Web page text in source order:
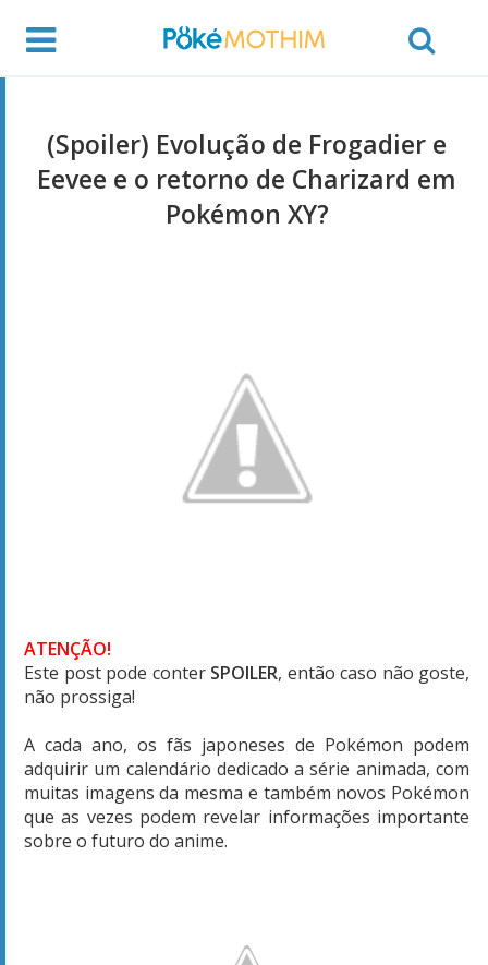
(Spoiler) Evolução de Frogadier e
Eevee e o retorno de Charizard em
Pokémon XY?
ATENÇÃO!
Este post pode conter SPOILER, então caso não goste,
não prossiga!
A cada ano, os fãs japoneses de Pokémon podem
adquirir um calendário dedicado a série animada, com
muitas imagens da mesma e também novos Pokémon
que as vezes podem revelar informações importante
sobre o futuro do anime.